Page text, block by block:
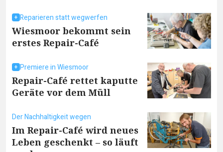
Reparieren statt wegwerfen
Wiesmoor bekommt sein
erstes Repair-Café
Premiere in Wiesmoor
Repair-Café rettet kaputte
Geräte vor dem Müll
Der Nachhaltigkeit wegen
Im Repair-Café wird neues
Leben geschenkt – so läuft